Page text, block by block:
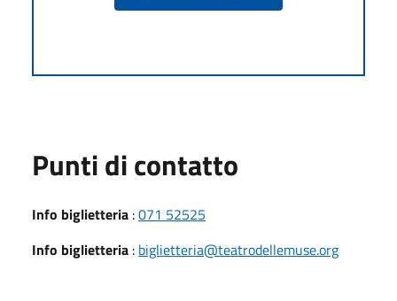
Punti di contatto
Info biglietteria :071 52525
Info biglietteria : biglietteria@teatrodellemuse.org